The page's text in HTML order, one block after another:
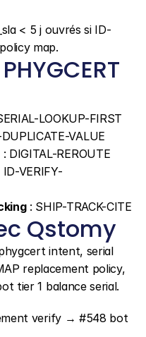
< 5 j ouvrés si ID-
map.
LOOKUP-FIRST
VALUE
: DIGITAL-REROUTE
VERIFY-
: SHIP-TRACK-CITE
Qstomy
intent, serial
replacement policy,
tier 1 balance serial.
verify → #548 bot